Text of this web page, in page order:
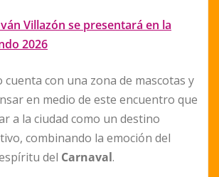
Villazón se presentará en la
2026
cuenta con una zona de mascotas y
en medio de este encuentro que
a la ciudad como un destino
combinando la emoción del
del Carnaval.